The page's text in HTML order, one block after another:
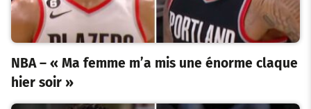
NBA – « Ma femme m’a mis une énorme claque
hier soir »